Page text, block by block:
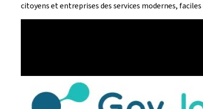
citoyens et entreprises des services modernes,